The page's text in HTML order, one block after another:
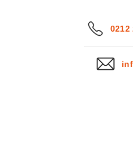
0212